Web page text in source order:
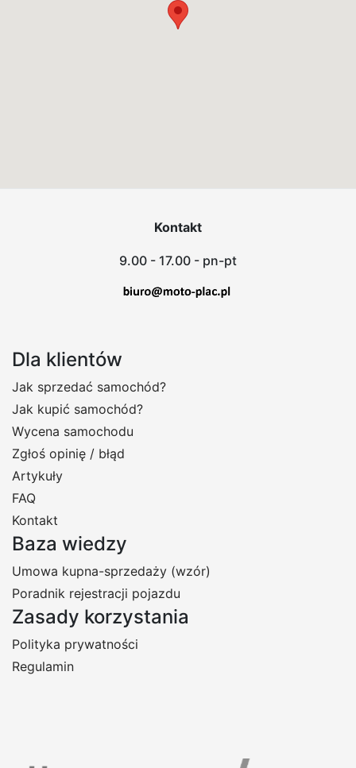
Kontakt
9.00 - 17.00 - pn-pt
Dla klientów
Jak sprzedać samochód?
Jak kupić samochód?
Wycena samochodu
Zgłoś opinię / błąd
Artykuły
FAQ
Kontakt
Baza wiedzy
Umowa kupna-sprzedaży (wzór)
Poradnik rejestracji pojazdu
Zasady korzystania
Polityka prywatności
Regulamin